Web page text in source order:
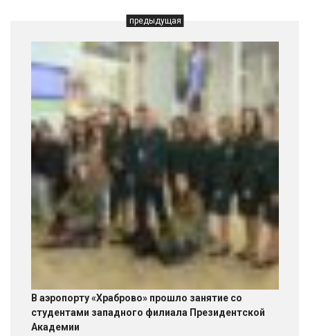
предыдущая
В аэропорту «Храброво» прошло занятие со
студентами западного филиала Президентской
Академии